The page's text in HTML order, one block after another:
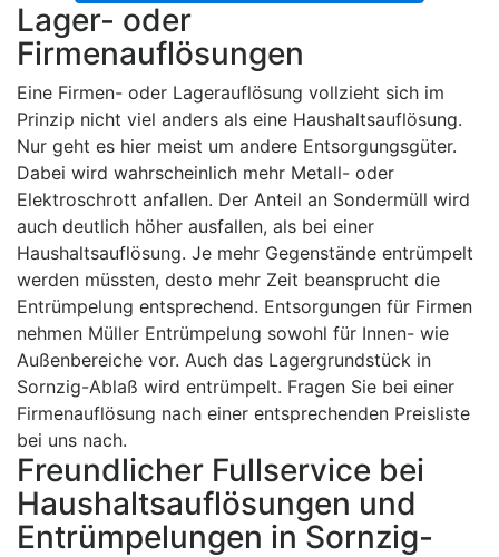
Lager- oder
Firmenauflösungen
Eine Firmen- oder Lagerauflösung vollzieht sich im
Prinzip nicht viel anders als eine Haushaltsauflösung.
Nur geht es hier meist um andere Entsorgungsgüter.
Dabei wird wahrscheinlich mehr Metall- oder
Elektroschrott anfallen. Der Anteil an Sondermüll wird
auch deutlich höher ausfallen, als bei einer
Haushaltsauflösung. Je mehr Gegenstände entrümpelt
werden müssten, desto mehr Zeit beansprucht die
Entrümpelung entsprechend. Entsorgungen für Firmen
nehmen Müller Entrümpelung sowohl für Innen- wie
Außenbereiche vor. Auch das Lagergrundstück in
Sornzig-Ablaß wird entrümpelt. Fragen Sie bei einer
Firmenauflösung nach einer entsprechenden Preisliste
bei uns nach.
Freundlicher Fullservice bei
Haushaltsauflösungen und
Entrümpelungen in Sornzig-